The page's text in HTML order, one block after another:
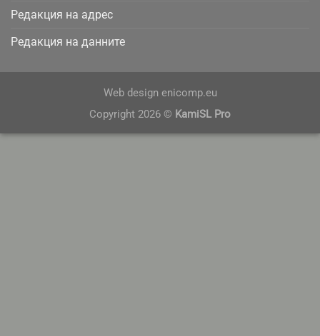
Редакция на адрес
Редакция на данните
Web design enicomp.eu
Copyright 2026 © KamiSL Pro